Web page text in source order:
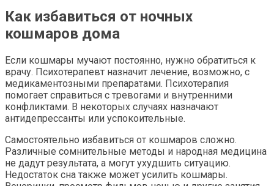
Как избавиться от ночных
кошмаров дома
Если кошмары мучают постоянно, нужно обратиться к
врачу. Психотерапевт назначит лечение, возможно, с
медикаментозными препаратами. Психотерапия
помогает справиться с тревогами и внутренними
конфликтами. В некоторых случаях назначают
антидепрессанты или успокоительные.
Самостоятельно избавиться от кошмаров сложно.
Различные сомнительные методы и народная медицина
не дадут результата, а могут ухудшить ситуацию.
Недостаток сна также может усилить кошмары.